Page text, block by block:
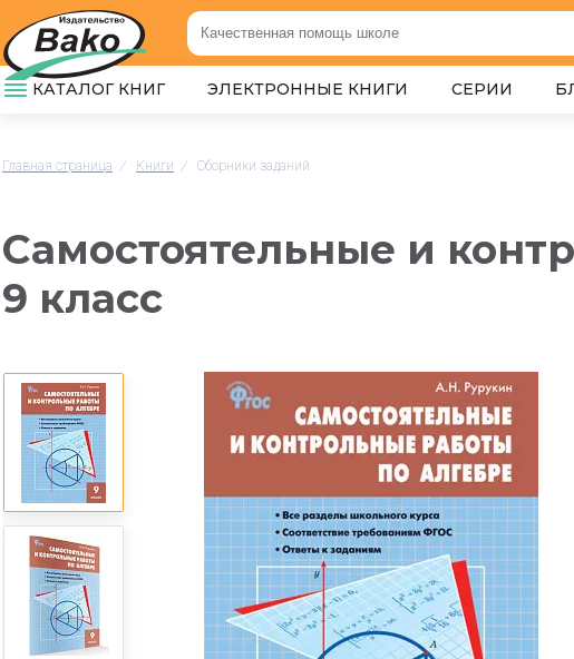
КАТАЛОГ КНИГ ЭЛЕКТРОННЫЕ КНИГИ СЕРИИ
Главная страница / Книги / Сборники заданий
Самостоятельные и
9 класс